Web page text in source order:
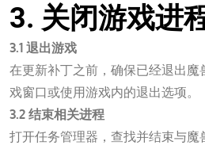
3. 关闭游戏进
3.1 退出游戏
在更新补丁之前，确保已经退出
戏窗口或使用游戏内的退出选项。
3.2 结束相关进程
打开任务管理器，查找并结束与魔